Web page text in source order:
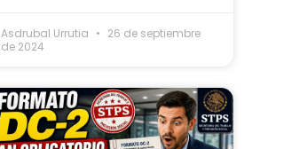
Asdrubal Urrutia
26 de septiembre
de 2024